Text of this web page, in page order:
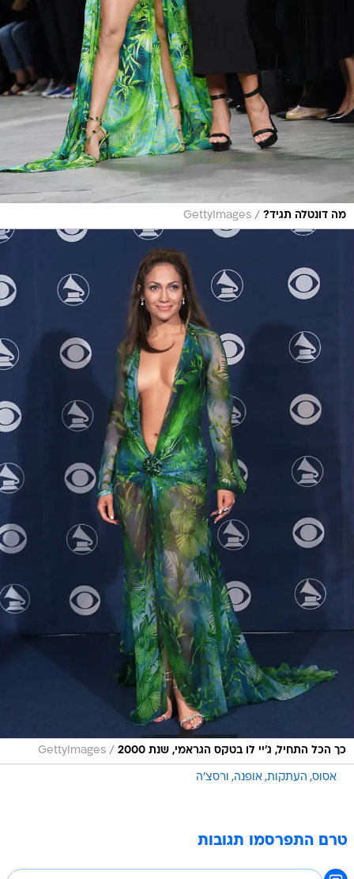
מה דונטלה תגיד? /
GettyImages
כך הכל התחיל, ג'יי לו בטקס הגראמי, שנת 2000 /
GettyImages
אסוס העתקות אופנה ורסצ'ה
טרם התפרסמו תגובות